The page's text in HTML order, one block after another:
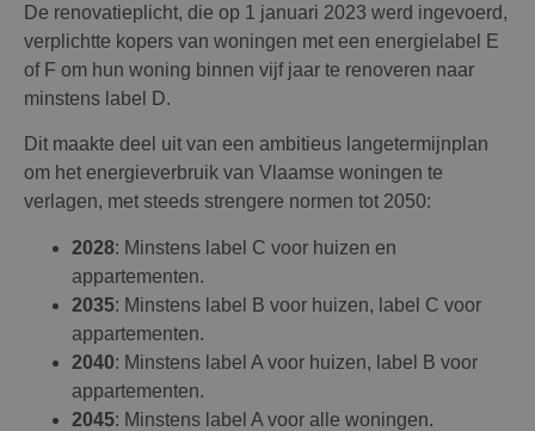
De renovatieplicht, die op 1 januari 2023 werd ingevoerd,
verplichtte kopers van woningen met een energielabel E
of F om hun woning binnen vijf jaar te renoveren naar
minstens label D.
Dit maakte deel uit van een ambitieus langetermijnplan
om het energieverbruik van Vlaamse woningen te
verlagen, met steeds strengere normen tot 2050:
2028: Minstens label C voor huizen en
appartementen.
2035: Minstens label B voor huizen, label C voor
appartementen.
2040: Minstens label A voor huizen, label B voor
appartementen.
2045: Minstens label A voor alle woningen.